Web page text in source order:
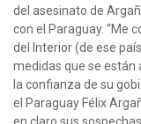
del asesinato de
con el Paraguay. “Me
del Interior (de ese
medidas que se están
la confianza de su
el Paraguay Félix